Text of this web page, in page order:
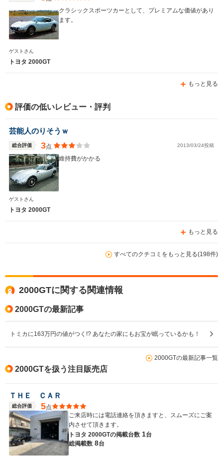
WLTCモード
燃費
駆動方式 FF
16.5～
1496cc
クラシックスポーツカーとして、プレミアムな価値があり
ます。
ゲストさん
トヨタ 2000GT
もっと見る
評価の低いレビュー・評判
芸能人のりそうｗ
総合評価 3点 2013/03/24投稿
維持費がかかる
ゲストさん
トヨタ 2000GT
もっと見る
すべてのクチコミをもっと見る(198件)
2000GTに関する関連情報
2000GTの最新記事
トミカに163万円の値がつく!? あなたの家にもお宝が眠っているかも！
2000GTの最新記事一覧
2000GTを扱う注目販売店
ＴＨＥ ＣＡＲ
総合評価 5点
ご来店時には電話連絡を頂きますと、スムーズにご案
内させて頂きます。
トヨタ 2000GTの掲載台数 1台
総掲載数 8台